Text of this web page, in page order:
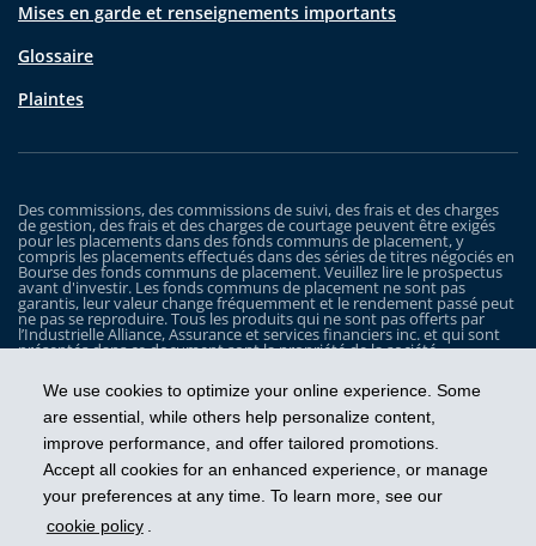
We use cookies to optimize your online experience. Some
are essential, while others help personalize content,
improve performance, and offer tailored promotions.
Accept all cookies for an enhanced experience, or manage
your preferences at any time. To learn more, see our
cookie policy .
Mises en garde et renseignements importants
Glossaire
Plaintes
Des commissions, des commissions de suivi, des frais et des charges
de gestion, des frais et des charges de courtage peuvent être exigés
pour les placements dans des fonds communs de placement, y
compris les placements effectués dans des séries de titres négociés en
Bourse des fonds communs de placement. Veuillez lire le prospectus
avant d'investir. Les fonds communs de placement ne sont pas
garantis, leur valeur change fréquemment et le rendement passé peut
ne pas se reproduire. Tous les produits qui ne sont pas offerts par
l’Industrielle Alliance, Assurance et services financiers inc. et qui sont
présentés dans ce document sont la propriété de la société
sont utilisés ici qu’à titre d’illustration seulement.
Les Fonds iA Clarington sont gérés par Placements IA Clarington inc. iA
Clarington, le logo d’iA Clarington, iA Gestion de patrimoine et le logo
de iA Gestion de patrimoine sont des marques de commerce, utilisées
sous licence, de l’Industrielle Alliance, Assurance et services financiers